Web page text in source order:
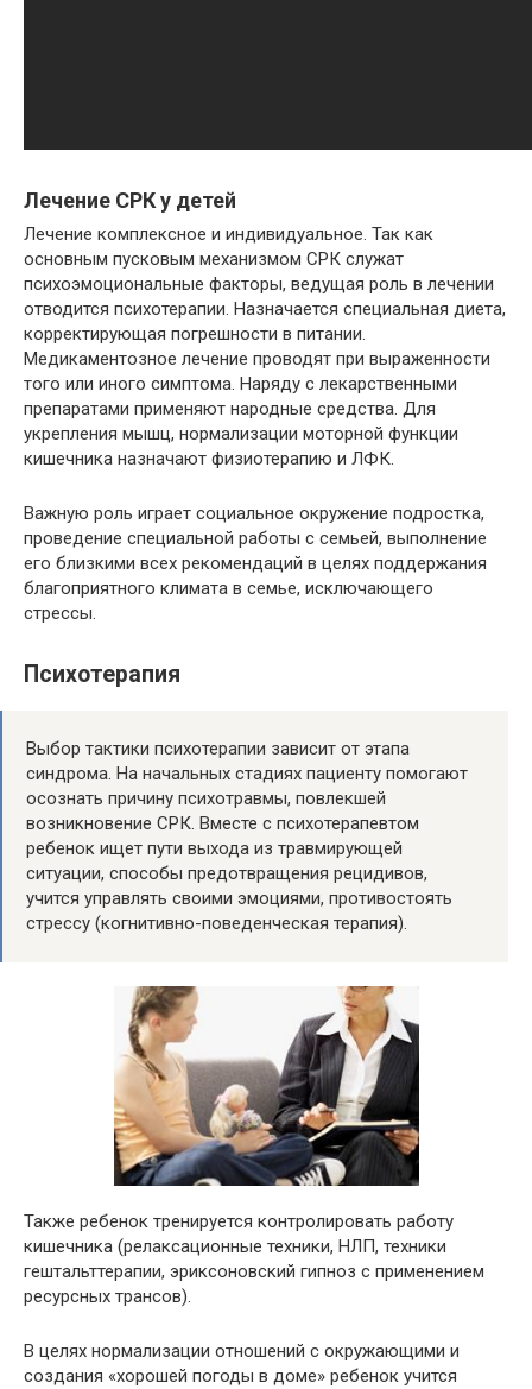
Лечение СРК у детей
Лечение комплексное и индивидуальное. Так как
основным пусковым механизмом СРК служат
психоэмоциональные факторы, ведущая роль в лечении
отводится психотерапии. Назначается специальная диета,
корректирующая погрешности в питании.
Медикаментозное лечение проводят при выраженности
того или иного симптома. Наряду с лекарственными
препаратами применяют народные средства. Для
укрепления мышц, нормализации моторной функции
кишечника назначают физиотерапию и ЛФК.
Важную роль играет социальное окружение подростка,
проведение специальной работы с семьей, выполнение
его близкими всех рекомендаций в целях поддержания
благоприятного климата в семье, исключающего
стрессы.
Психотерапия
Выбор тактики психотерапии зависит от этапа
синдрома. На начальных стадиях пациенту помогают
осознать причину психотравмы, повлекшей
возникновение СРК. Вместе с психотерапевтом
ребенок ищет пути выхода из травмирующей
ситуации, способы предотвращения рецидивов,
учится управлять своими эмоциями, противостоять
стрессу (когнитивно-поведенческая терапия).
Также ребенок тренируется контролировать работу
кишечника (релаксационные техники, НЛП, техники
гештальттерапии, эриксоновский гипноз с применением
ресурсных трансов).
В целях нормализации отношений с окружающими и
создания «хорошей погоды в доме» ребенок учится